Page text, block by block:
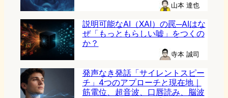
山本 達也
説明可能なAI（XAI）の罠─AIはな
ぜ「もっともらしい嘘」をつくの
か？
寺本 誠司
発声なき発話「サイレントスピー
チ」4つのアプローチと現在地｜
筋電位、超音波、口唇読み、脳波